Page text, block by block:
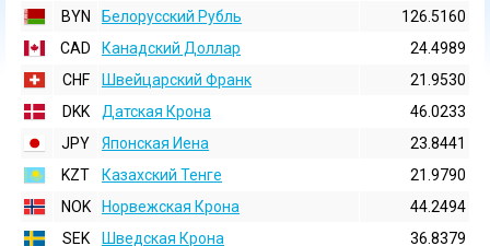
BYN
Белорусский Рубль
126.5160
CAD
Канадский Доллар
24.4989
CHF
Швейцарский Франк
21.9530
DKK
Датская Крона
46.0233
JPY
Японская Иена
23.8441
KZT
Казахский Тенге
21.9790
NOK
Норвежская Крона
44.2494
SEK
Шведская Крона
36.8379